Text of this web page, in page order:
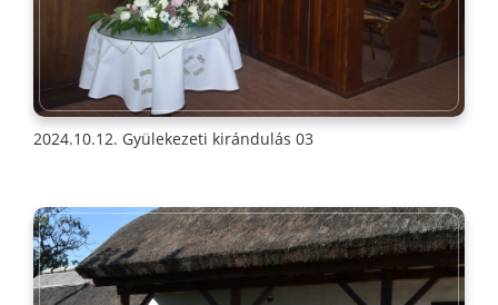
2024.10.12. Gyülekezeti kirándulás 03